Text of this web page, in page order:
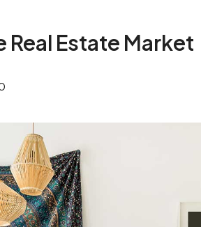
Real Estate Market